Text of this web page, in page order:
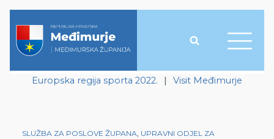
Europska regija sporta 2022. | Visit Međimurje
SLUŽBA ZA POSLOVE ŽUPANA, UPRAVNI ODJEL ZA